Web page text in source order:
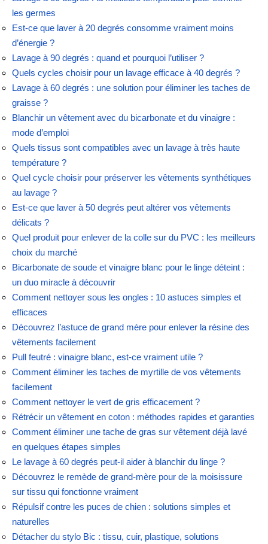
les germes
Est-ce que laver à 20 degrés consomme vraiment moins
d’énergie ?
Lavage à 90 degrés : quand et pourquoi l’utiliser ?
Quels cycles choisir pour un lavage efficace à 40 degrés ?
Lavage à 60 degrés : une solution pour éliminer les taches de
graisse ?
Blanchir un vêtement avec du bicarbonate et du vinaigre :
mode d’emploi
Quels tissus sont compatibles avec un lavage à très haute
température ?
Quel cycle choisir pour préserver les vêtements synthétiques
au lavage ?
Est-ce que laver à 50 degrés peut altérer vos vêtements
délicats ?
Quel produit pour enlever de la colle sur du PVC : les meilleurs
choix du marché
Bicarbonate de soude et vinaigre blanc pour le linge déteint :
un duo miracle à découvrir
Comment nettoyer sous les ongles : 10 astuces simples et
efficaces
Découvrez l’astuce de grand mère pour enlever la résine des
vêtements facilement
Pull feutré : vinaigre blanc, est-ce vraiment utile ?
Comment éliminer les taches de myrtille de vos vêtements
facilement
Comment nettoyer le vert de gris efficacement ?
Rétrécir un vêtement en coton : méthodes rapides et garanties
Comment éliminer une tache de gras sur vêtement déjà lavé
en quelques étapes simples
Le lavage à 60 degrés peut-il aider à blanchir du linge ?
Découvrez le remède de grand-mère pour de la moisissure
sur tissu qui fonctionne vraiment
Répulsif contre les puces de chien : solutions simples et
naturelles
Détacher du stylo Bic : tissu, cuir, plastique, solutions